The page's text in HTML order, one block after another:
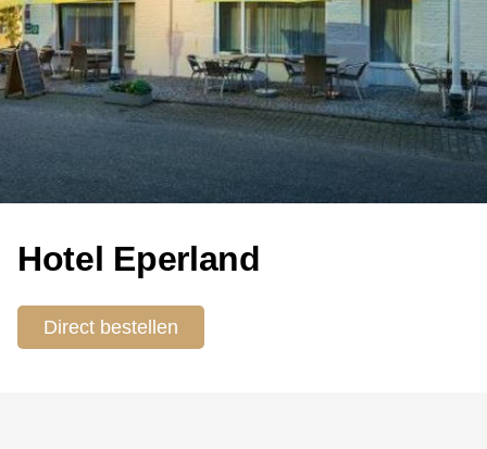
Hotel Eperland
Direct bestellen